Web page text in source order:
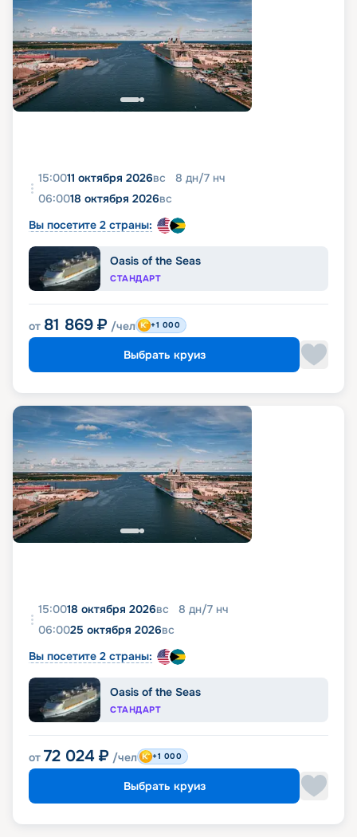
15:0011 октября 2026вс 8 дн/7 нч
06:0018 октября 2026вс
Вы посетите 2 страны:
Oasis of the Seas
СТАНДАРТ
от 81 869 ₽ /чел +1 000
Выбрать круиз
15:0018 октября 2026вс 8 дн/7 нч
06:0025 октября 2026вс
Вы посетите 2 страны:
Oasis of the Seas
СТАНДАРТ
от 72 024 ₽ /чел +1 000
Выбрать круиз